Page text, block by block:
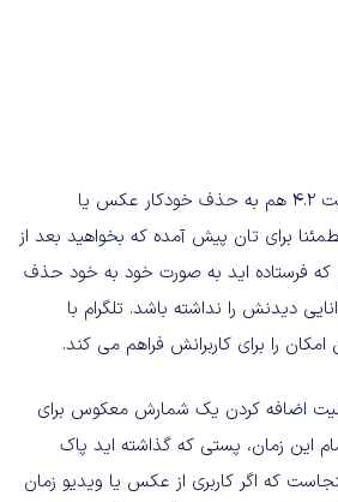
دومین قابلیت جالب آپدیت 4.2 هم به حذف خودکار عکس یا
برای تان پیش آمده که بخواهید بعد از
فرستاده اید به صورت خود به خود حذف
دیدنش را نداشته باشد. تلگرام با
را برای کاربرانش فراهم می کند.
اضافه کردن یک شمارش معکوس برای
این زمان، پستی که گذاشته اید پاک
که اگر کاربری از عکس یا ویدیو زمان